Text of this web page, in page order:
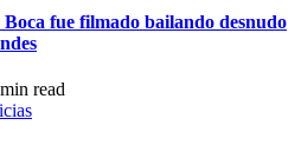
fue filmado bailando desnudo
read